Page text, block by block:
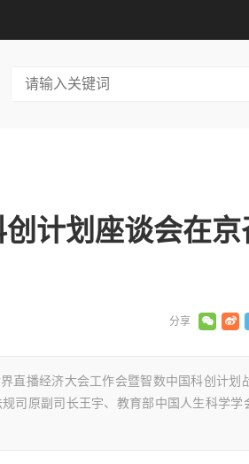
计划座谈会在京
直播经济大会工作会暨智数中国科创计划
司原副司长王宇、教育部中国人生科学学